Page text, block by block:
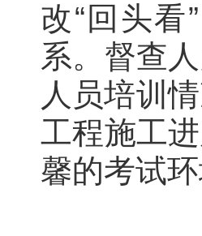
改“回头
系。督查
人员培训
工程施工
馨的考试